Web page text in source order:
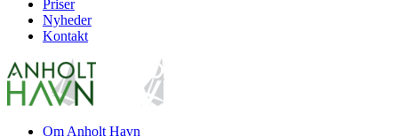
Priser
Nyheder
Kontakt
Om Anholt Havn